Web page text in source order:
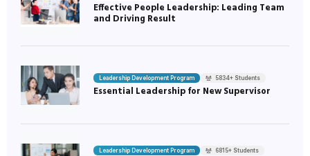
Effective People Leadership: Leading Team
and Driving Result
Leadership Development Program 5834+ Students
Essential Leadership for New Supervisor
Leadership Development Program 6815+ Students